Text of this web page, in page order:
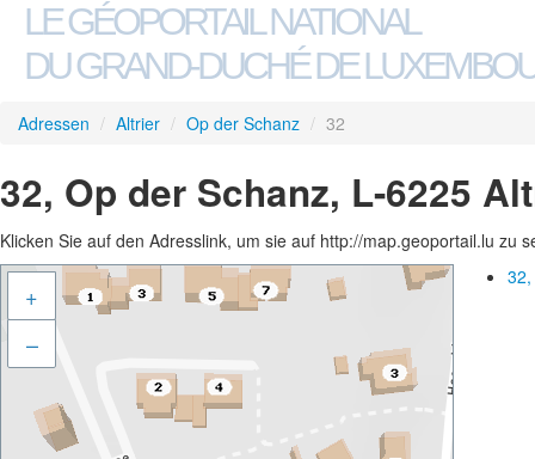
LE GÉOPORTAIL NATIONAL
DU GRAND-DUCHÉ DE
Adressen / Altrier / Op der Schanz / 32
32, Op der Schanz, L-6225
Klicken Sie auf den Adresslink, um sie auf http://map.geoportail.lu zu
+
–